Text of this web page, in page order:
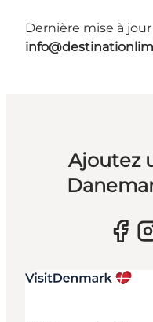
Dernière mise à jour
Ajoutez